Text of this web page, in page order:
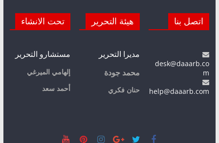
اتصل بنا
desk@daaarb.co
m
help@daaarb.com
هيئة التحرير
مديرا التحرير
محمد جودة
حنان فكري
تحت الانشاء
مستشارو التحرير
إلهامي الميرغي
أحمد سعد